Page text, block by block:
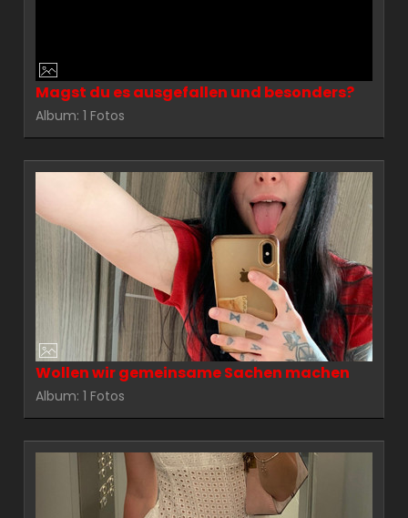
Magst du es ausgefallen und besonders?
Album: 1 Fotos
Wollen wir gemeinsame Sachen machen
Album: 1 Fotos